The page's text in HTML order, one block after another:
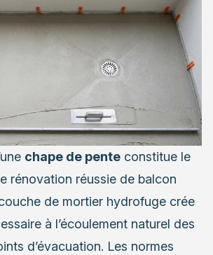
chape de pente constitue le
rénovation réussie de balcon
de mortier hydrofuge crée
à l’écoulement naturel des
d’évacuation. Les normes